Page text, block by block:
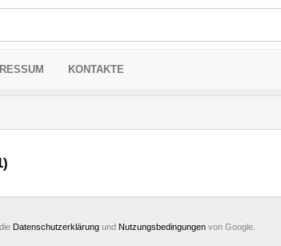
KONTAKTE
Datenschutzerklärung und Nutzungsbedingungen von Google.